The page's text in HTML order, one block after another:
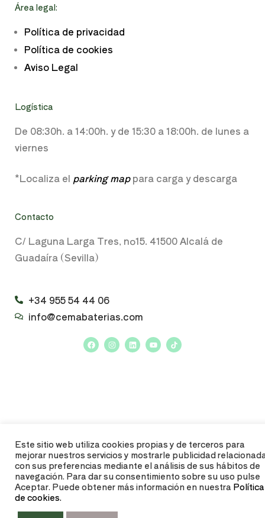
Área legal:
Política de privacidad
Política de cookies
Aviso Legal
Logística
De 08:30h. a14:00h. y de 15:30 a 18:00h. de lunes a
viernes
*Localiza el parking map para carga y descarga
Contacto
C/ Laguna Larga Tres, nº15. 41500 Alcalá de
Guadaíra (Sevilla)
+34 955 54 44 06
info@cemabaterias.com
Este sitio web utiliza cookies propias y de terceros para
mejorar nuestros servicios y mostrarle publicidad
con sus preferencias mediante el análisis de sus hábitos de
navegación. Para dar su consentimiento sobre su uso pulse
Aceptar. Puede obtener más información en nuestra Política
de cookies.